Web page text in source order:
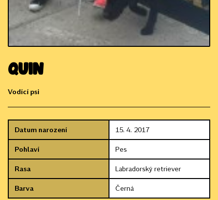
Quin
Vodící psi
Datum narození 15. 4. 2017
Pohlaví Pes
Rasa Labradorský retriever
Barva Černá